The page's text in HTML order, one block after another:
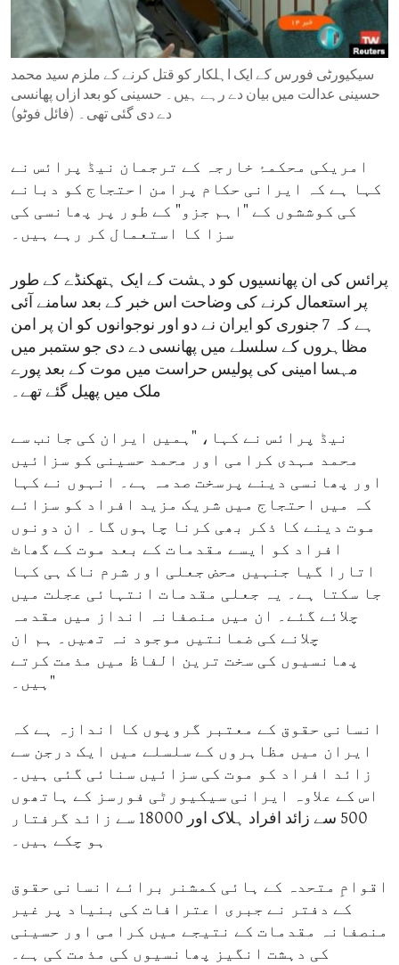
ENVIRONMENT AND HEALTH
IDEALS AND INSTITUTIONS
سیکیورٹی فورس کے ایک اہلکار کو قتل کرنے کے ملزم سید محمد
حسینی عدالت میں بیان دے رہے ہیں۔ حسینی کو بعد ازاں پھانسی
دے دی گئی تھی۔ (فائل فوٹو)
امریکی محکمۂ خارجہ کے ترجمان نیڈ پرائس نے
کہا ہے کہ ایرانی حکام پرامن احتجاج کو دبانے
کی کوششوں کے "اہم جزو" کے طور پر پھانسی کی
سزا کا استعمال کر رہے ہیں۔
پرائس کی ان پھانسیوں کو دہشت کے ایک ہتھکنڈے کے طور
پر استعمال کرنے کی وضاحت اس خبر کے بعد سامنے آئی
ہے کہ 7 جنوری کو ایران نے دو اور نوجوانوں کو ان پر امن
مظاہروں کے سلسلے میں پھانسی دے دی جو ستمبر میں
مہسا امینی کی پولیس حراست میں موت کے بعد پورے
ملک میں پھیل گئے تھے۔
نیڈ پرائس نے کہا، "ہمیں ایران کی جانب سے
محمد مہدی کرامی اور محمد حسینی کو سزائیں
اور پھانسی دینے پرسخت صدمہ ہے۔ انہوں نے کہا
کہ میں احتجاج میں شریک مزید افراد کو سزائے
موت دینے کا ذکر بھی کرنا چاہوں گا۔ ان دونوں
افراد کو ایسے مقدمات کے بعد موت کے گھاٹ
اتارا گیا جنہیں محض جعلی اور شرم ناک ہی کہا
جا سکتا ہے۔ یہ جعلی مقدمات انتہائی عجلت میں
چلائے گئے۔ ان میں منصفانہ انداز میں مقدمہ
چلانے کی ضمانتیں موجود نہ تھیں۔ ہم ان
پھانسیوں کی سخت ترین الفاظ میں مذمت کرتے
ہیں۔"
انسانی حقوق کے معتبر گروپوں کا اندازہ ہے کہ
ایران میں مظاہروں کے سلسلے میں ایک درجن سے
زائد افراد کو موت کی سزائیں سنائی گئی ہیں۔
اس کے علاوہ ایرانی سیکیورٹی فورسز کے ہاتھوں
500 سے زائد افراد ہلاک اور 18000 سے زائد گرفتار
ہو چکے ہیں۔
اقوامِ متحدہ کے ہائی کمشنر برائے انسانی حقوق
کے دفتر نے جبری اعترافات کی بنیاد پر غیر
منصفانہ مقدمات کے نتیجے میں کرامی اور حسینی
کی دہشت انگیز پھانسیوں کی مذمت کی ہے۔